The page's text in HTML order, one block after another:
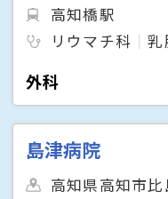
高知橋駅
リウマチ科
乳
外科
島津病院
高知県高知市